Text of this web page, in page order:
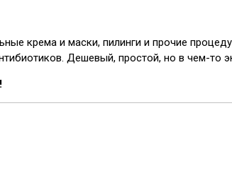
крема и маски, пилинги и прочие
Дешевый, простой, но в чем-то